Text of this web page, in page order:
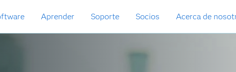
Aprender Soporte Socios Acerca de